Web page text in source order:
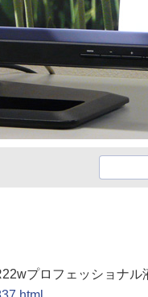
プロフェッショナル